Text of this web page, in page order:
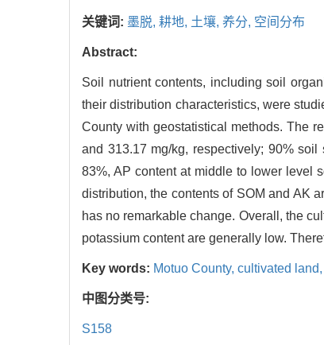
关键词: 墨脱, 耕地, 土壤, 养分, 空间分布
Abstract:
Soil nutrient contents, including soil
their distribution characteristics, were
County with geostatistical methods. The
and 313.17 mg/kg, respectively; 90%
83%, AP content at middle to lower level
distribution, the contents of SOM and AK
has no remarkable change. Overall, the
potassium content are generally low.
Key words: Motuo County, cultivated land,
中图分类号:
S158